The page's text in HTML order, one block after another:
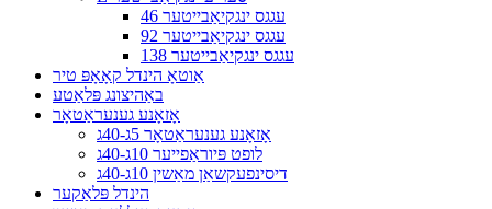
46 עגגס ינגקיאַבייטער
92 עגגס ינגקיאַבייטער
138 עגגס ינגקיאַבייטער
אַוטאָ הינדל קאָאָפּ טיר
באַהיצונג פּלאַטע
אָזאָנע גענעראַטאָר
אָזאָנע גענעראַטאָר 5ג-40ג
לופט פּיוראַפייער 10ג-40ג
דיסינפעקשאַן מאַשין 10ג-40ג
הינדל פּלאַקער